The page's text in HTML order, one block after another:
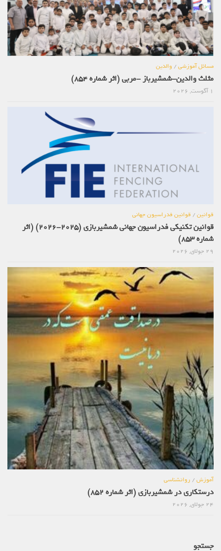
مسائل آموزشی/ والدین
مثلث والدین-شمشیرباز -مربی (اثر شماره 854)
1 آگوست, 2026
قوانین/ قوانین فدراسیون جهانی
قوانین تکنیکی فدراسیون جهانی شمشیربازی (2025-2026) (اثر
شماره 853)
29 جولای, 2026
آموزش/ روانشناسی
درستکاری در شمشیربازی (اثر شماره 852)
24 جولای, 2026
جستجو